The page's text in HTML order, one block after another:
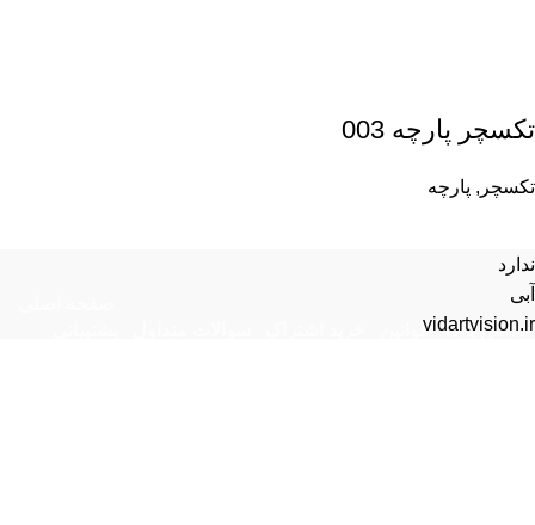
تکسچر پارچه 003
تکسچر , پارچه
ندارد
آبی
vidartvision.ir
تماس با ما
قوانین